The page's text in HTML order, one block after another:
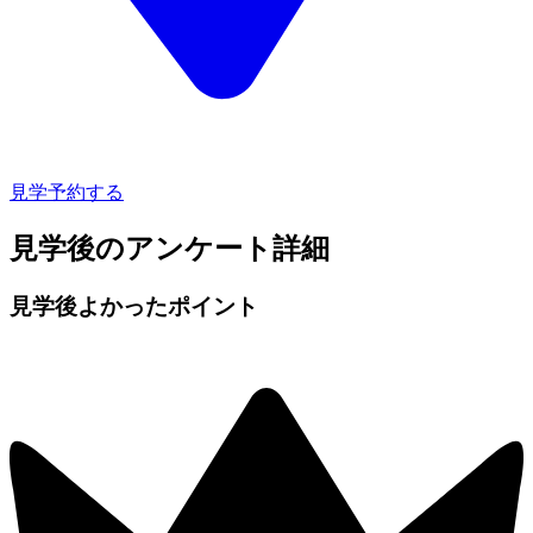
見学予約する
見学後のアンケート詳細
見学後よかったポイント